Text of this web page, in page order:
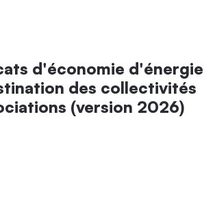
d'économie d'énergie
des collectivités
(version 2026)